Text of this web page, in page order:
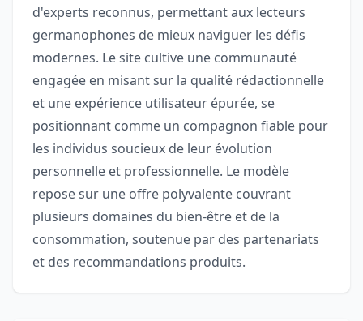
d'experts reconnus, permettant aux lecteurs
germanophones de mieux naviguer les défis
modernes. Le site cultive une communauté
engagée en misant sur la qualité rédactionnelle
et une expérience utilisateur épurée, se
positionnant comme un compagnon fiable pour
les individus soucieux de leur évolution
personnelle et professionnelle. Le modèle
repose sur une offre polyvalente couvrant
plusieurs domaines du bien-être et de la
consommation, soutenue par des partenariats
et des recommandations produits.